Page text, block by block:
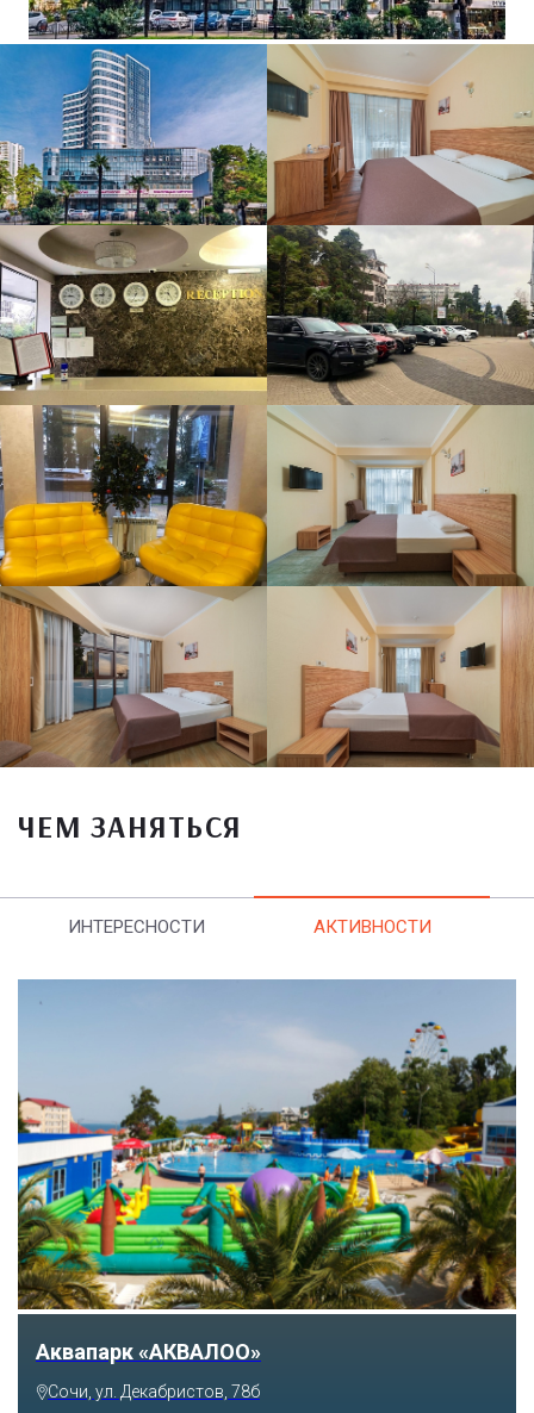
ЧЕМ ЗАНЯТЬСЯ
ИНТЕРЕСНОСТИ АКТИВНОСТИ
Тематический парк развлечений «Сочи
Парк»